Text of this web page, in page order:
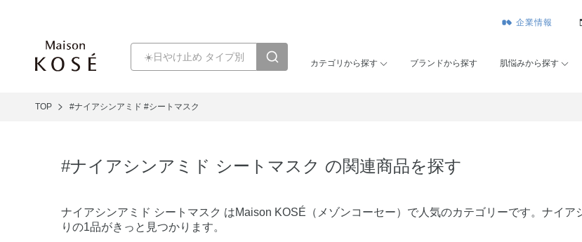
企業情報
カテゴリから探す ブランドから探す 肌悩みから探す
TOP #ナイアシンアミド #シートマスク
#ナイアシンアミド シートマスク の関連商品を探す
ナイアシンアミド シートマスク はMaison KOSÉ（メゾンコーセー）で人気のカテゴリーです。ナイ
りの1品がきっと見つかります。